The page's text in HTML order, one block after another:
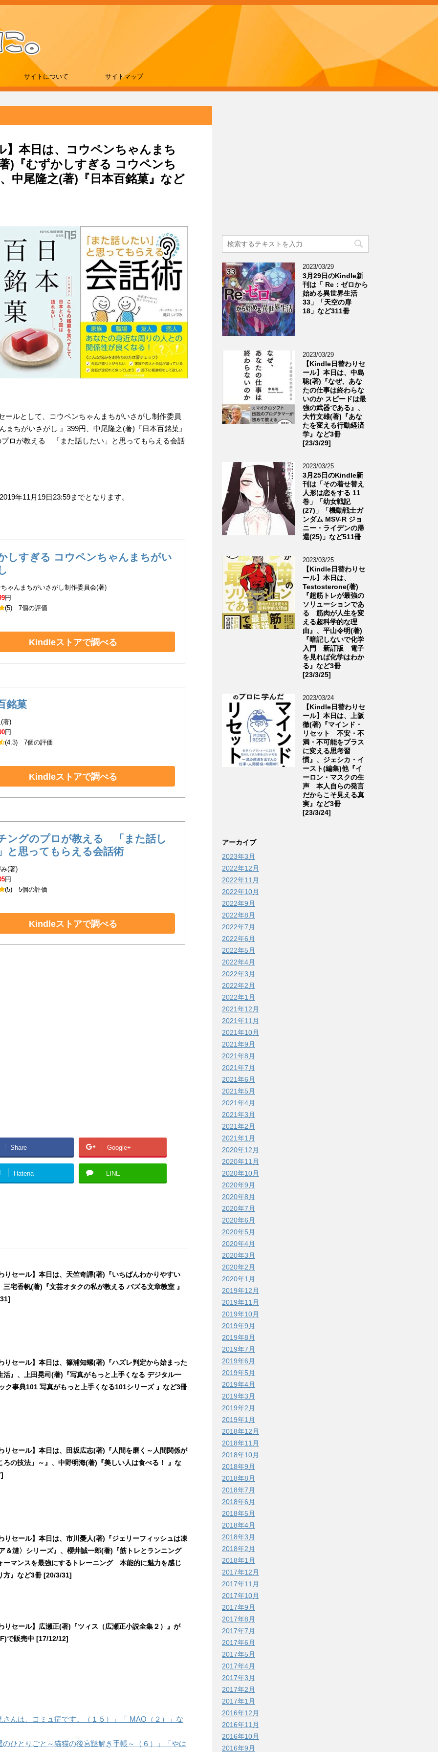
サイトについて サイトマップ
】本日は、コウペンちゃんまち
)『むずかしすぎる コウペンち
中尾隆之(著)『日本百銘菓』など
ールとして、コウペンちゃんまちがいさがし制作委員
ちがいさがし 』399円、中尾隆之(著)『日本百銘菓』
ロが教える 「また話したい」と思ってもらえる会話
年11月19日23:59までとなります。
しすぎる コウペンちゃんまちがい
ちゃんまちがいさがし制作委員会(著)
円
(5)7個の評価
Kindleストアで調べる
銘菓
著)
円
(4.3)7個の評価
Kindleストアで調べる
ングのプロが教える 「また話し
と思ってもらえる会話術
(著)
円
(5)5個の評価
Kindleストアで調べる
Share Google+
Hatena LINE
りセール】本日は、天竺奇譚(著)『いちばんわかりやすい
三宅香帆(著)『文芸オタクの私が教える バズる文章教室 』
りセール】本日は、篠浦知螺(著)『ハズレ判定から始まった
活』、上田晃司(著)『写真がもっと上手くなる デジタル一
ク事典101 写真がもっと上手くなる101シリーズ 』など3冊
りセール】本日は、田坂広志(著)『人間を磨く～人間関係が
ろの技法」～』、中野明海(著)『美しい人は食べる！ 』な
りセール】本日は、市川憂人(著)『ジェリーフィッシュは凍
＆漣〉シリーズ』、櫻井誠一郎(著)『筋トレとランニング
ーマンスを最強にするトレーニング 本能的に魅力を感じ
方』など3冊 [20/3/31]
りセール】広瀬正(著)『ツィス（広瀬正小説全集２）』が
で販売中 [17/12/12]
さんは、コミュ症です。（１５）」「 MAO（２）」な
のひとりごと～猫猫の後宮謎解き手帳～（６）」「やは
2023/03/29
3月29日のKindle新
刊は「 Re：ゼロから
始める異世界生活
33」「天空の扉
18」など311冊
2023/03/29
【Kindle日替わりセ
ール】本日は、中島
聡(著)『なぜ、あな
たの仕事は終わらな
いのか スピードは最
強の武器である』、
大竹文雄(著)『あな
たを変える行動経済
学』など3冊
[23/3/29]
2023/03/25
3月25日のKindle新
刊は「その着せ替え
人形は恋をする 11
巻」「幼女戦記
(27)」「機動戦士ガ
ンダム MSV-R ジョ
ニー・ライデンの帰
還(25)」など511冊
2023/03/25
【Kindle日替わりセ
ール】本日は、
Testosterone(著)
『超筋トレが最強の
ソリューションであ
る 筋肉が人生を変
える超科学的な理
由』、平山令明(著)
『暗記しないで化学
入門 新訂版 電子
を見れば化学はわか
る』など3冊
[23/3/25]
2023/03/24
【Kindle日替わりセ
ール】本日は、上阪
徹(著)『マインド・
リセット 不安・不
満・不可能をプラス
に変える思考習
慣』、ジェシカ・イ
ースト(編集)他『イ
ーロン・マスクの生
声 本人自らの発言
だからこそ見える真
実』など3冊
[23/3/24]
アーカイブ
2023年3月
2022年12月
2022年11月
2022年10月
2022年9月
2022年8月
2022年7月
2022年6月
2022年5月
2022年4月
2022年3月
2022年2月
2022年1月
2021年12月
2021年11月
2021年10月
2021年9月
2021年8月
2021年7月
2021年6月
2021年5月
2021年4月
2021年3月
2021年2月
2021年1月
2020年12月
2020年11月
2020年10月
2020年9月
2020年8月
2020年7月
2020年6月
2020年5月
2020年4月
2020年3月
2020年2月
2020年1月
2019年12月
2019年11月
2019年10月
2019年9月
2019年8月
2019年7月
2019年6月
2019年5月
2019年4月
2019年3月
2019年2月
2019年1月
2018年12月
2018年11月
2018年10月
2018年9月
2018年8月
2018年7月
2018年6月
2018年5月
2018年4月
2018年3月
2018年2月
2018年1月
2017年12月
2017年11月
2017年10月
2017年9月
2017年8月
2017年7月
2017年6月
2017年5月
2017年4月
2017年3月
2017年2月
2017年1月
2016年12月
2016年11月
2016年10月
2016年9月